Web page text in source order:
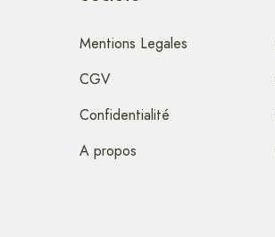
Mentions Legales
CGV
Confidentialité
A propos